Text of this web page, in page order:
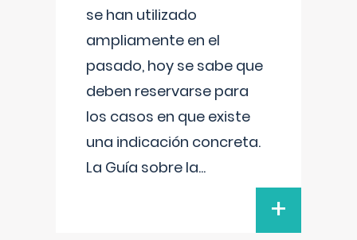
se han utilizado
ampliamente en el
pasado, hoy se sabe que
deben reservarse para
los casos en que existe
una indicación concreta.
La Guía sobre la...
+